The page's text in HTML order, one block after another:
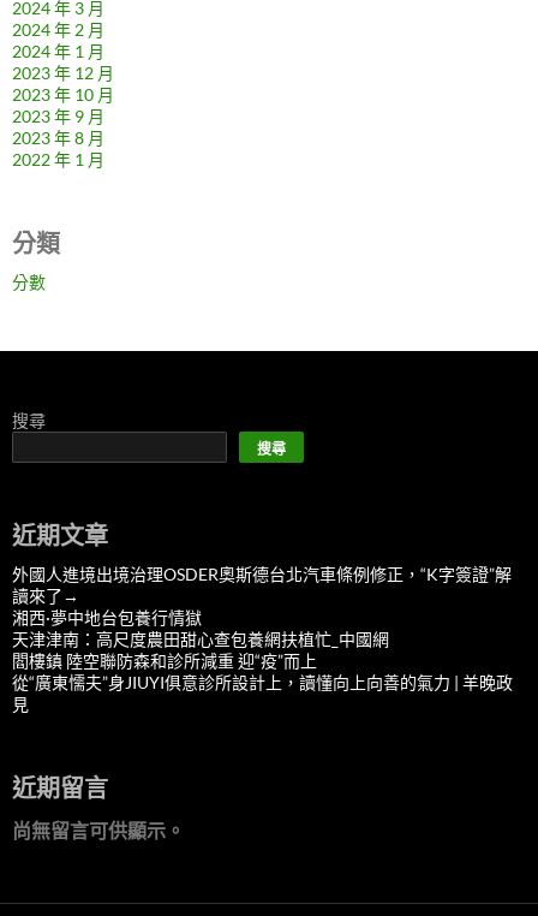
2024 年 3 月
2024 年 2 月
2024 年 1 月
2023 年 12 月
2023 年 10 月
2023 年 9 月
2023 年 8 月
2022 年 1 月
分類
分數
搜尋
搜尋
近期文章
外國人進境出境治理OSDER奧斯德台北汽車條例修正，“K字簽證”解
讀來了→
湘西·夢中地台包養行情獄
天津津南：高尺度農田甜心查包養網扶植忙_中國網
閻樓鎮 陸空聯防森和診所減重 迎“疫”而上
從“廣東懦夫”身JIUYI俱意診所設計上，讀懂向上向善的氣力 | 羊晚政
見
近期留言
尚無留言可供顯示。